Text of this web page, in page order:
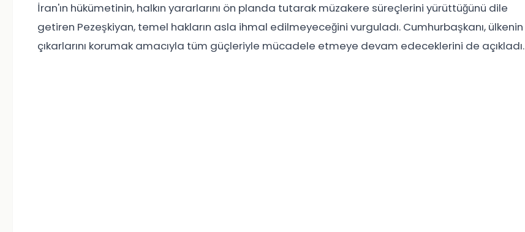
İran'ın hükümetinin, halkın yararlarını ön planda tutarak müzakere süreçlerini yürüttüğünü dile
getiren Pezeşkiyan, temel hakların asla ihmal edilmeyeceğini vurguladı. Cumhurbaşkanı, ülkenin
çıkarlarını korumak amacıyla tüm güçleriyle mücadele etmeye devam edeceklerini de açıkladı.